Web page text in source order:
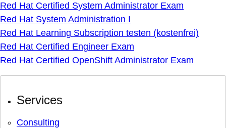
Red Hat Certified System Administrator Exam
Red Hat System Administration I
Red Hat Learning Subscription testen (kostenfrei)
Red Hat Certified Engineer Exam
Red Hat Certified OpenShift Administrator Exam
Services
Consulting